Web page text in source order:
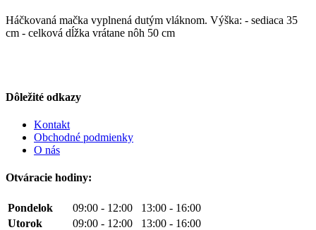
Háčkovaná mačka vyplnená dutým vláknom. Výška: - sediaca 35
cm - celková dĺžka vrátane nôh 50 cm
Dôležité odkazy
Kontakt
Obchodné podmienky
O nás
Otváracie hodiny:
Pondelok
09:00 - 12:00 13:00 - 16:00
Utorok
09:00 - 12:00 13:00 - 16:00